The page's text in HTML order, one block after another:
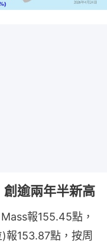
逾兩年半新高
報155.45點，
報153.87點，按周